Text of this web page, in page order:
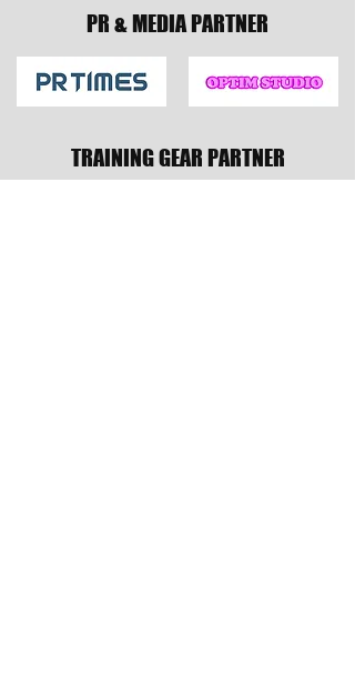
PR & MEDIA PARTNER
TRAINING GEAR PARTNER